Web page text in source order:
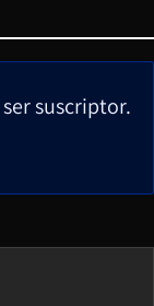
suscriptor.